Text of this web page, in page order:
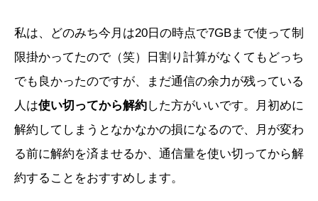
私は、どのみち今月は20日の時点で7GBまで使って制
限掛かってたので（笑）日割り計算がなくてもどっち
でも良かったのですが、まだ通信の余力が残っている
人は使い切ってから解約した方がいいです。月初めに
解約してしまうとなかなかの損になるので、月が変わ
る前に解約を済ませるか、通信量を使い切ってから解
約することをおすすめします。